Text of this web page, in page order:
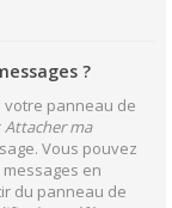
?
votre panneau de
Attacher ma
Vous pouvez
en
du panneau de